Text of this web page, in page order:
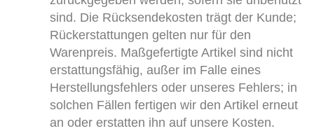
sind. Die Rücksendekosten trägt der Kunde;
Rückerstattungen gelten nur für den
Warenpreis. Maßgefertigte Artikel sind nicht
erstattungsfähig, außer im Falle eines
Herstellungsfehlers oder unseres Fehlers; in
solchen Fällen fertigen wir den Artikel erneut
an oder erstatten ihn auf unsere Kosten.